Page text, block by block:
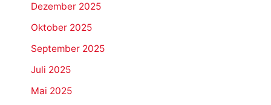
Dezember 2025
Oktober 2025
September 2025
Juli 2025
Mai 2025